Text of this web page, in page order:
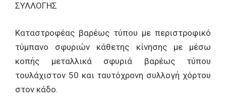
ΣΥΛΛΟΓΗΣ
Καταστροφέας βαρέως τύπου με περιστροφικό
τύμπανο σφυριών κάθετης κίνησης με μέσω
κοπής μεταλλικά σφυριά βαρέως τύπου
τουλάχιστον 50 και ταυτόχρονη συλλογή χόρτου
στον κάδο.